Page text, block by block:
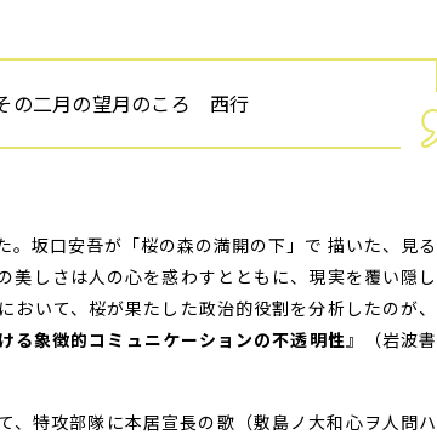
の二月の望月のころ 西行
坂口安吾が「桜の森の満開の下」で 描いた、見る
美しさは人の心を惑わすとともに、現実を覆い隠し
いて、桜が果たした政治的役割を分析したのが、
象徴的コミュニケーションの不透明性』（岩波書
特攻部隊に本居宣長の歌（敷島ノ大和心ヲ人問ハ